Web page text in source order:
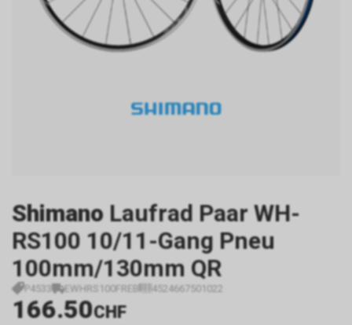
Shimano Laufrad Paar WH-
RS100 10/11-Gang Pneu
100mm/130mm QR
P4533 EWHRS100FREB 4524667501022
166.50CHF